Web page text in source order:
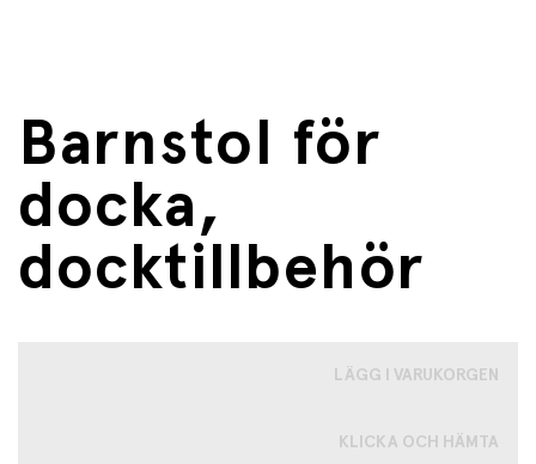
Barnstol för
docka,
docktillbehör
LÄGG I VARUKORGEN
KLICKA OCH HÄMTA